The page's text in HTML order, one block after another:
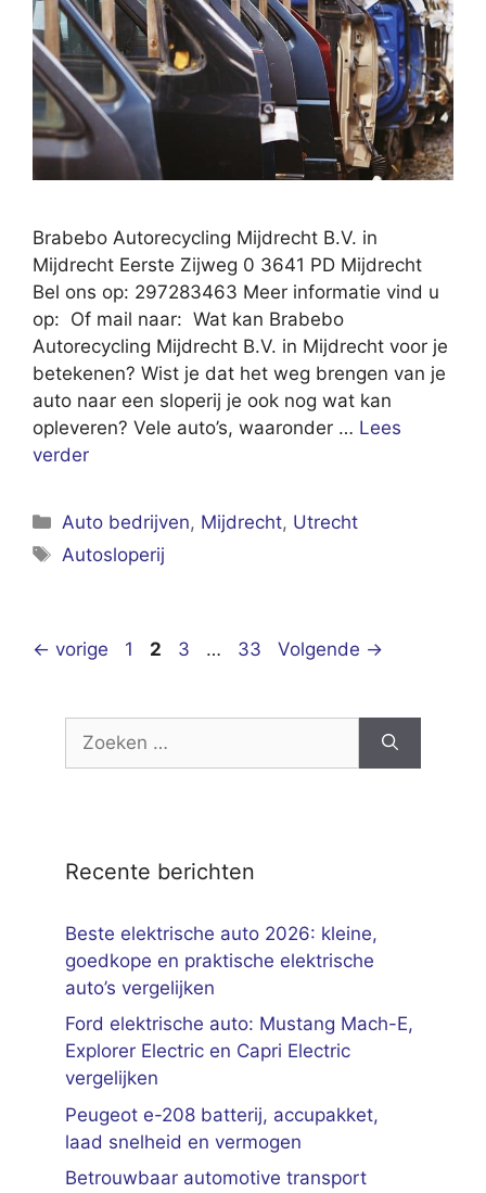
Brabebo Autorecycling Mijdrecht B.V. in
Mijdrecht Eerste Zijweg 0 3641 PD Mijdrecht
Bel ons op: 297283463 Meer informatie vind u
op: Of mail naar: Wat kan Brabebo
Autorecycling Mijdrecht B.V. in Mijdrecht voor je
betekenen? Wist je dat het weg brengen van je
auto naar een sloperij je ook nog wat kan
opleveren? Vele auto’s, waaronder … Lees
verder
Categorieën
Auto bedrijven, Mijdrecht, Utrecht
Tags
Autosloperij
← vorige Pagina
1 Pagina
2 Pagina
3 … Pagina
33 Volgende →
naar:
Recente berichten
Beste elektrische auto 2026: kleine,
goedkope en praktische elektrische
auto’s vergelijken
Ford elektrische auto: Mustang Mach-E,
Explorer Electric en Capri Electric
vergelijken
Peugeot e-208 batterij, accupakket,
laad snelheid en vermogen
Betrouwbaar automotive transport